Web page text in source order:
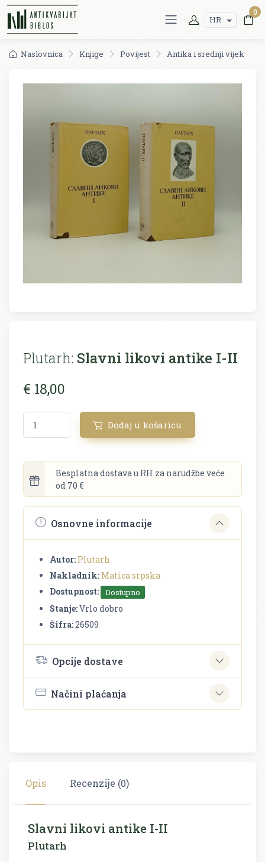
HR
0
Naslovnica Knjige Povijest Antika i srednji vijek
Plutarh: Slavni likovi antike I-II
€ 18,00
Dodaj u košaricu
Besplatna dostava u RH za narudžbe veće
od 70 €
Osnovne informacije
Autor: Plutarh
Nakladnik: Matica srpska
Dostupnost:
Dostupno
Stanje:Vrlo dobro
Šifra:26509
Opcije dostave
Načini plaćanja
Opis Recenzije (0)
Slavni likovi antike I-II
Plutarh